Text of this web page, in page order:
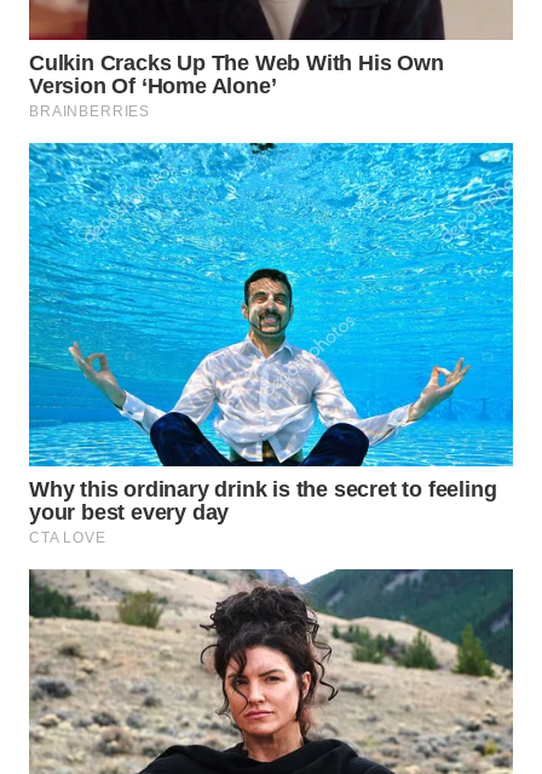
WN
MANDALIKA
LIKUPANG
WN
LABUANBAJO
WN
BORNEO
Wahana
Media
Group
WAHANA
NEWS
WAHANA
TANI
WAHANA
ADVOKAT
WAHANA